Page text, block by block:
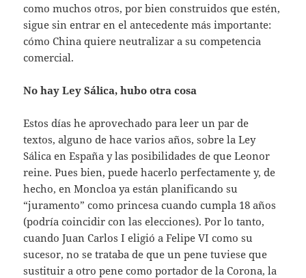
como muchos otros, por bien construidos que estén,
sigue sin entrar en el antecedente más importante:
cómo China quiere neutralizar a su competencia
comercial.
No hay Ley Sálica, hubo otra cosa
Estos días he aprovechado para leer un par de
textos, alguno de hace varios años, sobre la Ley
Sálica en España y las posibilidades de que Leonor
reine. Pues bien, puede hacerlo perfectamente y, de
hecho, en Moncloa ya están planificando su
“juramento” como princesa cuando cumpla 18 años
(podría coincidir con las elecciones). Por lo tanto,
cuando Juan Carlos I eligió a Felipe VI como su
sucesor, no se trataba de que un pene tuviese que
sustituir a otro pene como portador de la Corona, la